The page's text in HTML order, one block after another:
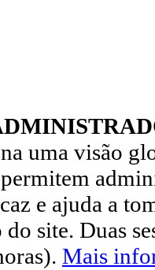
uma visão
e ajuda a
site. Duas
Mais